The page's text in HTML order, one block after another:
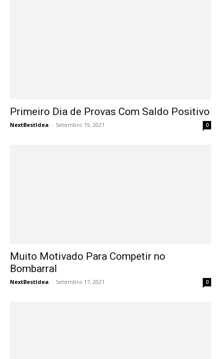
Primeiro Dia de Provas Com Saldo Positivo
NextBestIdea - Setembro 19, 2021 0
Muito Motivado Para Competir no
Bombarral
NextBestIdea - Setembro 17, 2021 0